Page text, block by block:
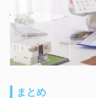
まとめ